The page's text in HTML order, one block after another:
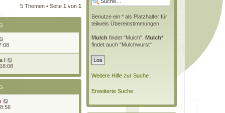
5 Themen • Seite 1 von 1
l
Benutze ein * als Platzhalter für
teilweis Übereinstimmungen
Mulch findet "Mulch", Mulch*
findet auch "Mulchwurst"
Weitere Hilfe zur Suche
Erweiterte Suche